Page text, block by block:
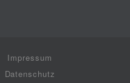
Impressum
Datenschutz